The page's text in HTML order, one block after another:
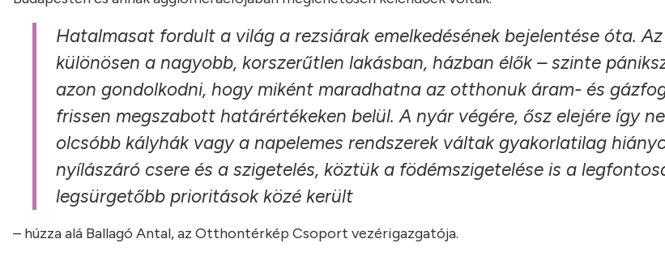
Hatalmasat fordult a világ a rezsiárak emelkedésének bejelentése óta.
különösen a nagyobb, korszerűtlen lakásban, házban élők – szinte
azon gondolkodni, hogy miként maradhatna az otthonuk áram- és
frissen megszabott határértékeken belül. A nyár végére, ősz elejére így
olcsóbb kályhák vagy a napelemes rendszerek váltak gyakorlatilag
nyílászáró csere és a szigetelés, köztük a födémszigetelése is a
legsürgetőbb prioritások közé került
– húzza alá Ballagó Antal, az Otthontérkép Csoport vezérigazgatója.